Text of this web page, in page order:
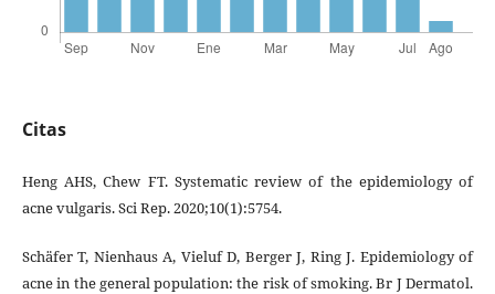
Citas
Heng AHS, Chew FT. Systematic review of the epidemiology of
acne vulgaris. Sci Rep. 2020;10(1):5754.
Schäfer T, Nienhaus A, Vieluf D, Berger J, Ring J. Epidemiology of
acne in the general population: the risk of smoking. Br J Dermatol.